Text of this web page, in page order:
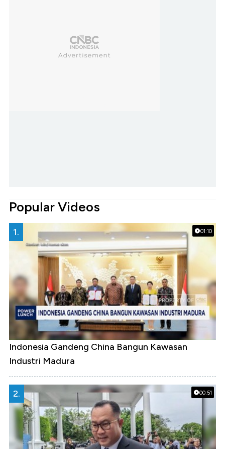
Popular Videos
01:10
1.
Indonesia Gandeng China Bangun Kawasan
Industri Madura
00:51
2.